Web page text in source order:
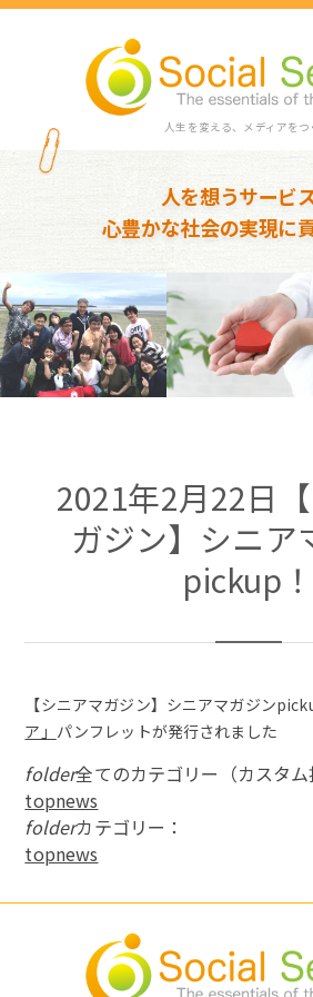
人生を変える、メディアをつ
人を想うサービ
心豊かな社会の実現に
2021年2月22日
ガジン】シニア
pickup！
【シニアマガジン】シニアマガジン
ア」 パンフレットが発行されました
folder全てのカテゴリー（カスタム
topnews
folderカテゴリー：
topnews